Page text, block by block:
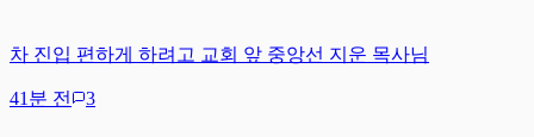
차 진입 편하게 하려고 교회 앞 중앙선 지운 목사님
41분 전 3